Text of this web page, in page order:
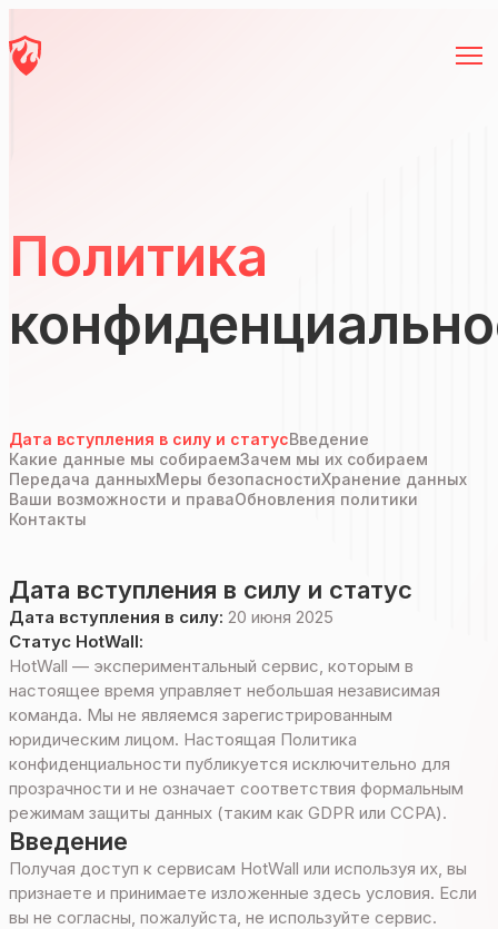
Политика
Дата вступления в силу и статусВведение
Какие данные мы собираемЗачем мы их собираем
Передача данныхМеры безопасностиХранение данных
Ваши возможности и праваОбновления политики
Контакты
Дата вступления в силу и статус
Дата вступления в силу: 20 июня 2025
Статус HotWall:
HotWall — экспериментальный сервис, которым в
настоящее время управляет небольшая независимая
команда. Мы не являемся зарегистрированным
юридическим лицом. Настоящая Политика
конфиденциальности публикуется исключительно для
прозрачности и не означает соответствия формальным
режимам защиты данных (таким как GDPR или CCPA).
Введение
Получая доступ к сервисам HotWall или используя их, вы
признаете и принимаете изложенные здесь условия. Если
вы не согласны, пожалуйста, не используйте сервис.